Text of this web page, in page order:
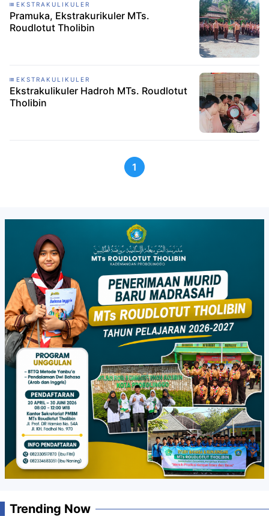
EKSTRAKULIKULER
Pramuka, Ekstrakurikuler MTs.
Roudlotut Tholibin
EKSTRAKULIKULER
Ekstrakulikuler Hadroh MTs. Roudlotut
Tholibin
1
Trending Now